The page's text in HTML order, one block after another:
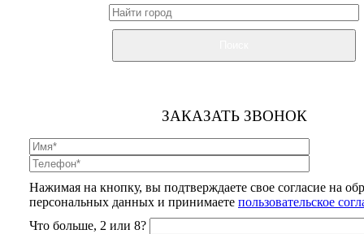
ЗАКАЗАТЬ ЗВОНОК
Нажимая на кнопку, вы подтверждаете свое согласие на
персональных данных и принимаете пользовательское
Что больше, 2 или 8?